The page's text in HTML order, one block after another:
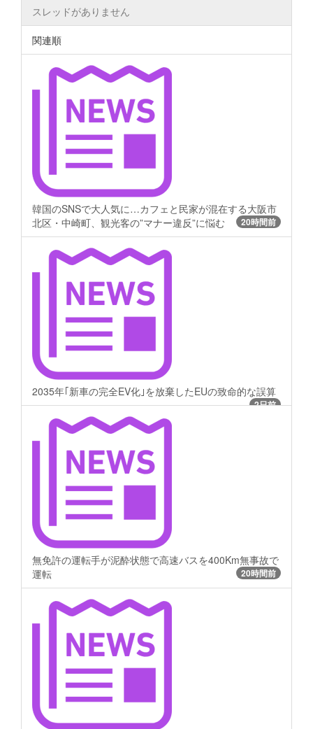
スレッドがありません
関連順
韓国のSNSで大人気に…カフェと民家が混在する大阪市
北区・中崎町、観光客の”マナー違反”に悩む
20時間前
2035年｢新車の完全EV化｣を放棄したEUの致命的な誤算
2日前
無免許の運転手が泥酔状態で高速バスを400Km無事故で
運転
20時間前